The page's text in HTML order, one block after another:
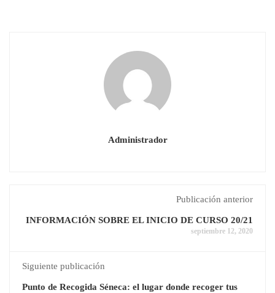
Administrador
Publicación anterior
INFORMACIÓN SOBRE EL INICIO DE CURSO 20/21
septiembre 12, 2020
Siguiente publicación
Punto de Recogida Séneca: el lugar donde recoger tus